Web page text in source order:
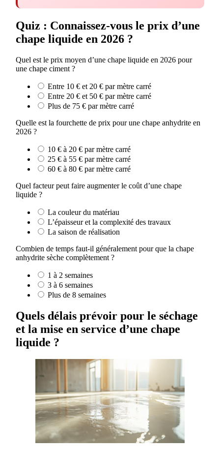
Quiz : Connaissez-vous le prix d’une
chape liquide en 2026 ?
Quel est le prix moyen d’une chape liquide en 2026 pour
une chape ciment ?
Entre 10 € et 20 € par mètre carré
Entre 20 € et 50 € par mètre carré
Plus de 75 € par mètre carré
Quelle est la fourchette de prix pour une chape anhydrite en
2026 ?
10 € à 20 € par mètre carré
25 € à 55 € par mètre carré
60 € à 80 € par mètre carré
Quel facteur peut faire augmenter le coût d’une chape
liquide ?
La couleur du matériau
L’épaisseur et la complexité des travaux
La saison de réalisation
Combien de temps faut-il généralement pour que la chape
anhydrite sèche complètement ?
1 à 2 semaines
3 à 6 semaines
Plus de 8 semaines
Quels délais prévoir pour le séchage
et la mise en service d’une chape
liquide ?